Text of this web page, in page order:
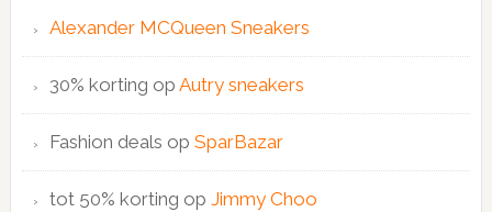
Alexander MCQueen Sneakers
30% korting op Autry sneakers
Fashion deals op SparBazar
tot 50% korting op Jimmy Choo